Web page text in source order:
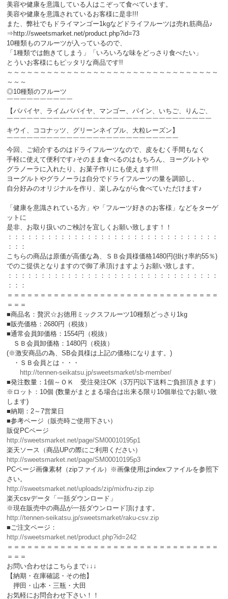
美容や健康を意識している人はこぞって食べています。
美容や健康を意識されているお客様に是非!!!
また、弊社でもドライマンゴー1kgなどドライフルーツは売れ筋商品♪
⇒http://sweetsmarket.net/product.php?id=73
10種類ものフルーツが入っているので、
「1種類では飽きてしまう」「いろいろな味をどっさり食べたい」
とういお客様にもピッタリな商品です!!
～～～～～～～～～～～～～～～～～～～～～～～～～～～～～～～～
～～～
◎10種類のフルーツ
￣￣￣￣￣￣￣￣￣￣
【パパイヤ、ライムパパイヤ、マンゴー、パイン、いちご、りんご、
￣￣￣￣￣￣￣￣￣￣￣￣￣￣￣￣￣￣￣￣￣￣￣￣￣￣￣￣￣￣￣
キウイ、ココナッツ、グリーンネイブル、大粒レーズン】
￣￣￣￣￣￣￣￣￣￣￣￣￣￣￣￣￣￣￣￣￣￣￣￣￣￣
今回、ご紹介するのはドライフルーツなので、皮をむく手間もなく
手軽に使えて便利です♪そのまま食べるのはもちろん、ヨーグルトや
グラノーラに入れたり、お菓子作りにも使えます!!!
ヨーグルトやグラノーラは自分でドライフルーツの量を調節し、
自分好みのオリジナルを作り、楽しみながら食べていただけます♪
「健康を意識されている方」や「フルーツ好きのお客様」などをターゲ
ットに
是非、お取り扱いのご検討を宜しくお願い致します！！
：：：：：：：：：：：：：：：：：：：：：：：：：：：：：：：：
：：：
こちらの商品は原価が高価な為、ＳＢ会員様価格1480円(掛け率約55％)
でのご提供となりますので御了承頂けますようお願い致します。
：：：：：：：：：：：：：：：：：：：：：：：：：：：：：：：：
：：：
＝＝＝＝＝＝＝＝＝＝＝＝＝＝＝＝＝＝＝＝＝＝＝＝＝＝＝＝＝＝＝＝
＝＝＝
■商品名：贅沢☆お徳用ミックスフルーツ10種類どっさり1kg
■販売価格：2680円（税抜）
■通常会員卸価格：1554円（税抜）
ＳＢ会員卸価格：1480円（税抜）
(※激安商品の為、SB会員様は上記の価格になります。)
・ＳＢ会員とは・・・
http://tennen-seikatsu.jp/sweetsmarket/sb-member/
■発注数量：1個～ＯＫ 受注発注OK（3万円以下送料ご負担頂きます）
※ロット：10個 (数量がまとまる場合は出来る限り10個単位でお願い致
します)
■納期：2～7営業日
■参考ページ（販売時ご使用下さい）
販促PCページ
http://sweetsmarket.net/page/SM00010195p1
楽天ソース（商品UPの際にご利用ください）
http://sweetsmarket.net/page/SM00010195p3
PCページ画像素材（zipファイル）※画像使用はindexファイルを参照下
さい。
http://sweetsmarket.net/uploads/zip/mixfru-zip.zip
楽天csvデータ「一括ダウンロード」
※現在販売中の商品が一括ダウンロード頂けます。
http://tennen-seikatsu.jp/sweetsmarket/raku-csv.zip
■ご注文ページ：
http://sweetsmarket.net/product.php?id=242
＝＝＝＝＝＝＝＝＝＝＝＝＝＝＝＝＝＝＝＝＝＝＝＝＝＝＝＝＝＝＝＝
＝＝＝
お問い合わせはこちらまで↓↓↓
【納期・在庫確認・その他】
押田・山本・三瓶・大田
お気軽にお問合わせ下さい！！